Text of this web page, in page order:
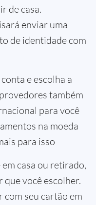
de casa.
enviar uma
de identidade com
e escolha a
também
para você
na moeda
para isso
casa ou retirado,
você escolher.
com seu cartão em